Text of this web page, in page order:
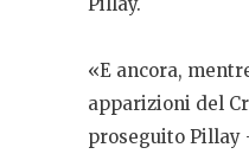
«E ancora,
apparizioni del
proseguito Pillay